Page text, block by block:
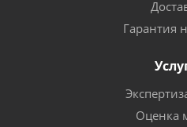
Гарантия
Оценка